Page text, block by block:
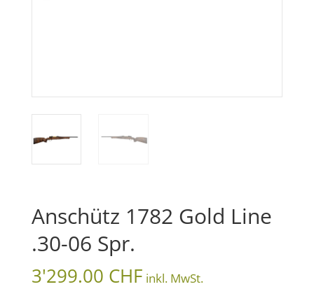
Anschütz 1782 Gold Line
.30-06 Spr.
3'299.00 CHF inkl. MwSt.